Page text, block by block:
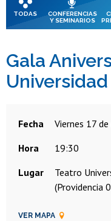
TODAS
CONFERENCIAS
Y SEMINARIOS
Gala
Fecha
viernes 17
Hora
19:30
Lugar
Teatro
(Providencia
VER MAPA